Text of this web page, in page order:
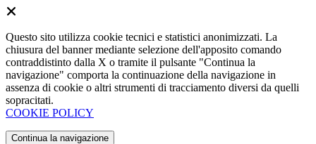
Questo sito utilizza cookie tecnici e statistici anonimizzati. La
chiusura del banner mediante selezione dell'apposito comando
contraddistinto dalla X o tramite il pulsante "Continua la
navigazione" comporta la continuazione della navigazione in
assenza di cookie o altri strumenti di tracciamento diversi da quelli
sopracitati.
COOKIE POLICY
Continua la navigazione